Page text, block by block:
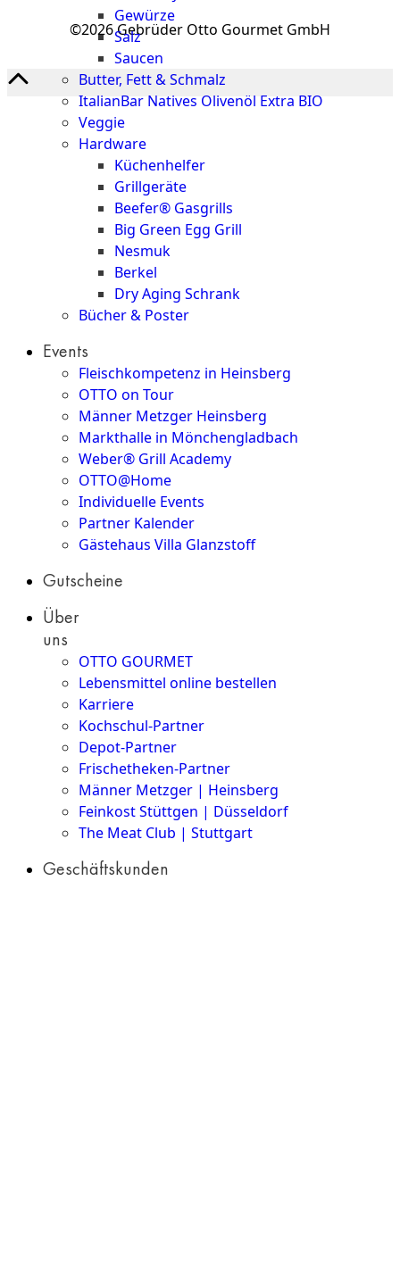
Gewürze
Salz
Saucen
Butter, Fett & Schmalz
ItalianBar Natives Olivenöl Extra BIO
Veggie
Hardware
Küchenhelfer
Grillgeräte
Beefer® Gasgrills
Big Green Egg Grill
Nesmuk
Berkel
Dry Aging Schrank
Bücher & Poster
Events
Fleischkompetenz in Heinsberg
OTTO on Tour
Männer Metzger Heinsberg
Markthalle in Mönchengladbach
Weber® Grill Academy
OTTO@Home
Individuelle Events
Partner Kalender
Gästehaus Villa Glanzstoff
Gutscheine
Über
uns
OTTO GOURMET
Lebensmittel online bestellen
Karriere
Kochschul-Partner
Depot-Partner
Frischetheken-Partner
Männer Metzger | Heinsberg
Feinkost Stüttgen | Düsseldorf
The Meat Club | Stuttgart
Geschäftskunden
©2026 Gebrüder Otto Gourmet GmbH